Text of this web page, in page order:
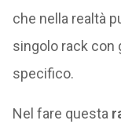
che nella realtà
singolo rack con
specifico.
Nel fare questa